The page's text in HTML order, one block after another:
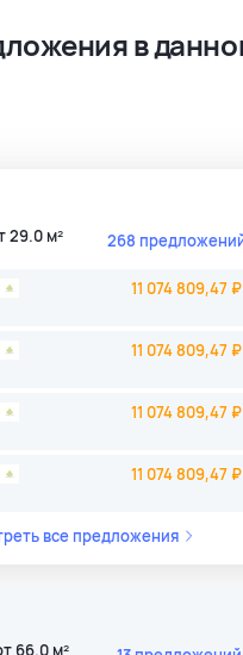
и жилой
в сегментах недвижимости
класса. Среди
комьюнити
в
29.0 м² 268
11 074 809,47 ₽
11 074 809,47 ₽
11 074 809,47 ₽
11 074 809,47 ₽
все предложения
66.0 м²